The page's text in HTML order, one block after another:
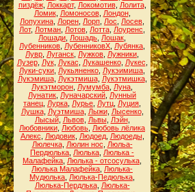
пиздёж, Локкарт, Локомотив, Лолита,
Ломик, Ломоносов, Лондон,
Лопухина Лорен Лорп Лос Лосев
Лот, Лотман Лотов Лотта Лоуренс
Лошади Лошадь Лошак
Лубенников ЛубенниковХ Лубянка
Лувр Луганск Лужков Лужники
Лузер, Лук, Лукас Лукашенко, Лукес
Луки-суки Лукьяненко Лукэимиша
Лукэмиша, Лукэтмиша, Лукэтмишка,
Лукэтморон Лумумба Луна
Лунатик Луначарский Лунный
танец Лурка Лурье Лутц Луция
Лушка, Луэтмиша, Лыжи, Лысенко,
Лысый, Львов, Львы, Лэйн,
Любовники Любовь Любовь лёлика
Алекс
Людовик, Людоед, Людоеды,
Люлечка, Люлин нос
Люльа-
Пердюлька Люлька Люлька -
Малафейка Люлька - отсосулька
Люлька Малафейка Люлька-
Мудюлька Люлька-Педюлька
Люлька-Пердлька, Люлька-